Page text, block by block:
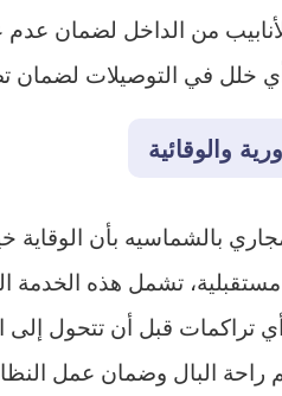
الأنابيب من الداخل لضمان
أي خلل في التوصيلات
والوقائية
بالشماسيه بأن الوقاية
تشمل هذه الخدمة
تراكمات قبل أن تتحول إلى
راحة البال وضمان عمل